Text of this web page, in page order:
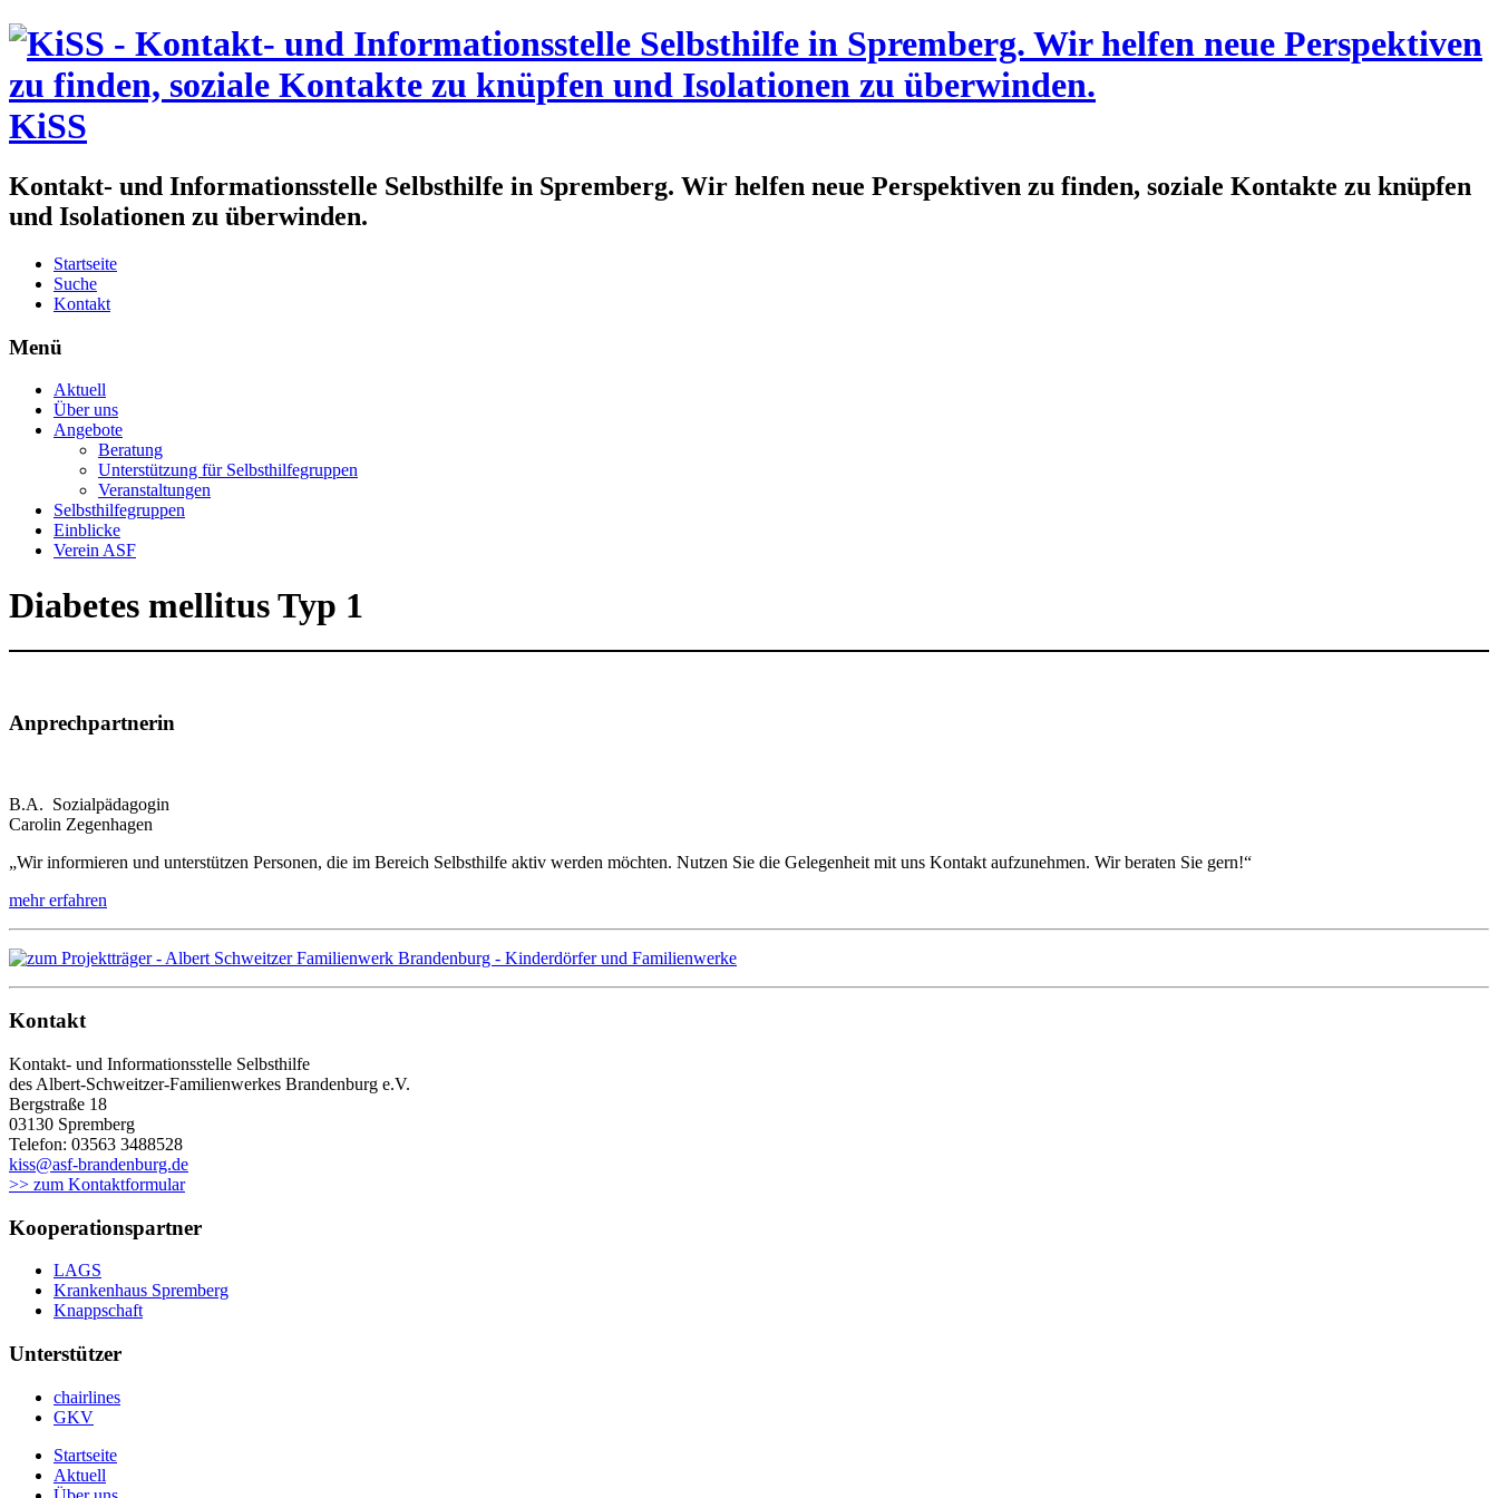
KiSS
Kontakt- und Informationsstelle Selbsthilfe in Spremberg. Wir helfen neue Perspektiven zu finden, soziale Kontakte zu knüpfen
und Isolationen zu überwinden.
Startseite
Suche
Kontakt
Menü
Aktuell
Über uns
Angebote
Beratung
Unterstützung für Selbsthilfegruppen
Veranstaltungen
Selbsthilfegruppen
Einblicke
Verein ASF
Diabetes mellitus Typ 1
Anprechpartnerin
B.A. Sozialpädagogin
Carolin Zegenhagen
„Wir informieren und unterstützen Personen, die im Bereich Selbsthilfe aktiv werden möchten. Nutzen Sie die Gelegenheit mit uns Kontakt aufzunehmen. Wir beraten Sie gern!“
mehr erfahren
Kontakt
Kontakt- und Informationsstelle Selbsthilfe
des Albert-Schweitzer-Familienwerkes Brandenburg e.V.
Bergstraße 18
03130 Spremberg
Telefon: 03563 3488528
kiss@asf-brandenburg.de
>> zum Kontaktformular
Kooperationspartner
LAGS
Krankenhaus Spremberg
Knappschaft
Unterstützer
chairlines
GKV
Startseite
Aktuell